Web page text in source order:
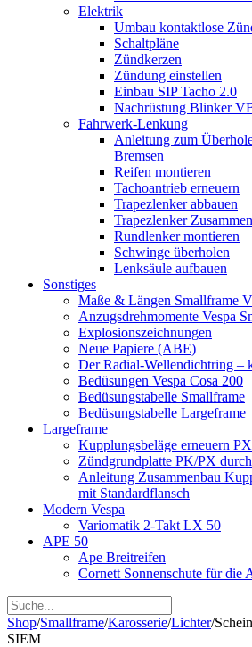
Elektrik
Umbau kontaktlose
Schaltpläne
Zündkerzen
Zündung einstellen
Einbau SIP Tacho 2.0
Nachrüstung Blinker
Fahrwerk-Lenkung
Anleitung zum
Bremsen
Reifen montieren
Tachoantrieb erneuern
Trapezlenker abbauen
Trapezlenker
Rundlenker montieren
Schwinge überholen
Lenksäule aufbauen
Sonstiges
Maße & Längen Smallframe
Anzugsdrehmomente Vespa
Explosionszeichnungen
Neue Papiere (ABE)
Der Radial-Wellendichtring –
Bedüsungen Vespa Cosa 200
Bedüsungstabelle Smallframe
Bedüsungstabelle Largeframe
Largeframe
Kupplungsbeläge erneuern PX
Zündgrundplatte PK/PX
Anleitung Zusammenbau
mit Standardflansch
Modern Vespa
Variomatik 2-Takt LX 50
APE 50
Ape Breitreifen
Cornett Sonnenschute für die
Shop/Smallframe/Karosserie/Lichter/
SIEM